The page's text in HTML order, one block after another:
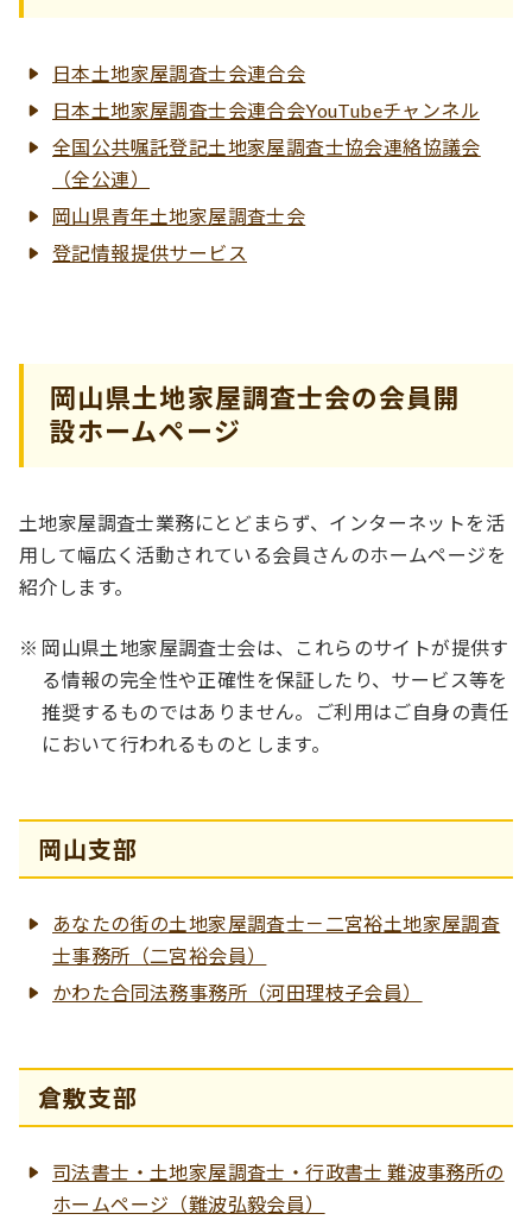
日本土地家屋調査士会連合会
日本土地家屋調査士会連合会YouTubeチャンネル
全国公共嘱託登記土地家屋調査士協会連絡協議会
（全公連）
岡山県青年土地家屋調査士会
登記情報提供サービス
岡山県土地家屋調査士会の会員開
設ホームページ
土地家屋調査士業務にとどまらず、インターネットを活
用して幅広く活動されている会員さんのホームページを
紹介します。
岡山県土地家屋調査士会は、これらのサイトが提供す
る情報の完全性や正確性を保証したり、サービス等を
推奨するものではありません。ご利用はご自身の責任
において行われるものとします。
岡山支部
あなたの街の土地家屋調査士－二宮裕土地家屋調査
士事務所（二宮裕会員）
かわた合同法務事務所（河田理枝子会員）
倉敷支部
司法書士・土地家屋調査士・行政書士 難波事務所の
ホームページ（難波弘毅会員）